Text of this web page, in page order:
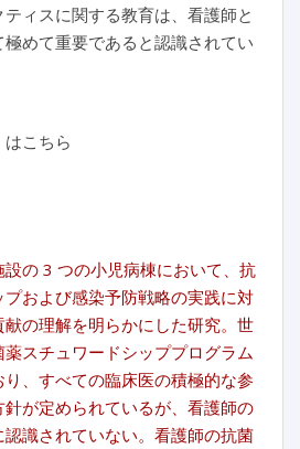
ィスに関する教育は、看護師と
めて重要であると認識されてい
こちら
の 3 つの小児病棟において、抗
および感染予防戦略の実践に対
献の理解を明らかにした研究。世
スチュワードシッププログラム
、すべての臨床医の積極的な参
が定められているが、看護師の
識されていない。看護師の抗菌